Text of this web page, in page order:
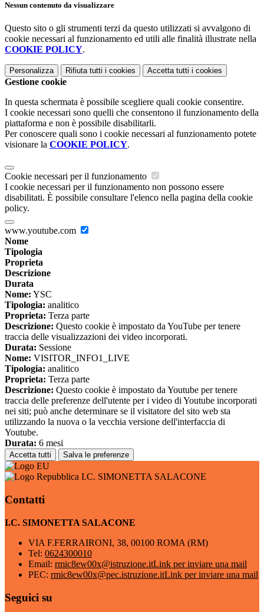
Nessun contenuto da visualizzare
Questo sito o gli strumenti terzi da questo utilizzati si avvalgono di
cookie necessari al funzionamento ed utili alle finalità illustrate nella
COOKIE POLICY.
Personalizza Rifiuta tutti i cookies Accetta tutti i cookies
Gestione cookie
In questa schermata è possibile scegliere quali cookie consentire.
I cookie necessari sono quelli che consentono il funzionamento della
piattaforma e non è possibile disabilitarli.
Per conoscere quali sono i cookie necessari al funzionamento potete
visionare la COOKIE POLICY.
Cookie necessari per il funzionamento
I cookie necessari per il funzionamento non possono essere
disabilitati. È possibile consultare l'elenco nella pagina della cookie
policy.
www.youtube.com
Nome
Tipologia
Proprieta
Descrizione
Durata
Nome: YSC
Tipologia: analitico
Proprieta: Terza parte
Descrizione: Questo cookie è impostato da YouTube per tenere
traccia delle visualizzazioni dei video incorporati.
Durata: Sessione
Nome: VISITOR_INFO1_LIVE
Tipologia: analitico
Proprieta: Terza parte
Descrizione: Questo cookie è impostato da Youtube per tenere
traccia delle preferenze dell'utente per i video di Youtube incorporati
nei siti; può anche determinare se il visitatore del sito web sta
utilizzando la nuova o la vecchia versione dell'interfaccia di
Youtube.
Durata: 6 mesi
Accetta tutti Salva le preferenze
I.C. SIMONETTA SALACONE
Contatti
I.C. SIMONETTA SALACONE
VIA F.FERRAIRONI, 38, 00100 ROMA (RM)
Tel: 0624300010
Email: rmic8ew00x@istruzione.itLink per inviare una mail
PEC: rmic8ew00x@pec.istruzione.itLink per inviare una mail
Seguici su